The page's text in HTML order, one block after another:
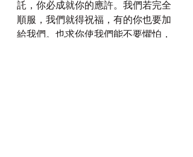
託，你必成就你的應許。我們若完全
順服，我們就得祝福，有的你也要加
給我們。也求你使我們能不要懼怕，